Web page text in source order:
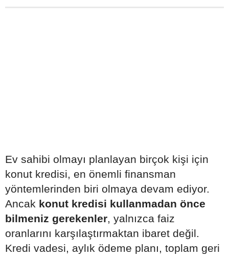
Ev sahibi olmayı planlayan birçok kişi için
konut kredisi, en önemli finansman
yöntemlerinden biri olmaya devam ediyor.
Ancak konut kredisi kullanmadan önce
bilmeniz gerekenler, yalnızca faiz
oranlarını karşılaştırmaktan ibaret değil.
Kredi vadesi, aylık ödeme planı, toplam geri